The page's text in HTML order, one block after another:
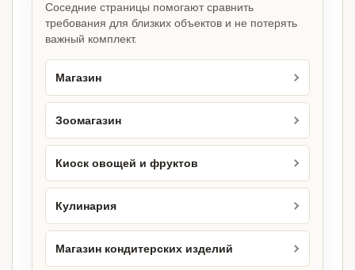
Соседние страницы помогают сравнить
требования для близких объектов и не потерять
важный комплект.
Магазин
Зоомагазин
Киоск овощей и фруктов
Кулинария
Магазин кондитерских изделий